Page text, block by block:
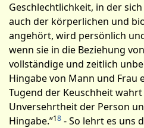
Geschlechtlichkeit, in der
auch der körperlichen und
angehört, wird persönlich
wenn sie in die Beziehung
vollständige und zeitlich
Hingabe von Mann und Frau
Tugend der Keuschheit
Unversehrtheit der Person
Hingabe.”18 - So lehrt es uns